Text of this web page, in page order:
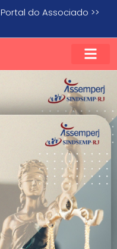
Portal do Associado >>